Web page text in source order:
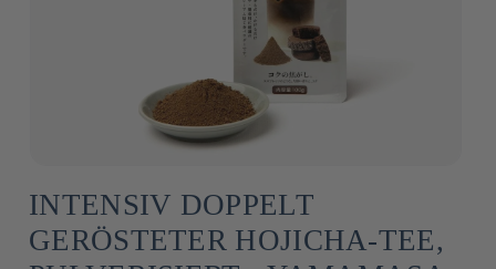
INTENSIV DOPPELT
GERÖSTETER HOJICHA-TEE,